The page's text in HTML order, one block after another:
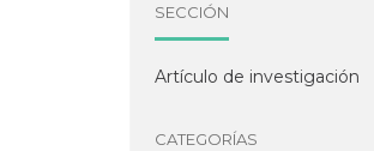
SECCIÓN
Artículo de investigación
CATEGORÍAS